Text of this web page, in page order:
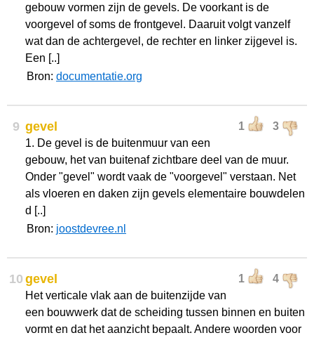
gebouw vormen zijn de gevels. De voorkant is de
voorgevel of soms de frontgevel. Daaruit volgt vanzelf
wat dan de achtergevel, de rechter en linker zijgevel is.
Een [..]
Bron: documentatie.org
9 1 3
gevel
1. De gevel is de buitenmuur van een
gebouw, het van buitenaf zichtbare deel van de muur.
Onder "gevel" wordt vaak de "voorgevel" verstaan. Net
als vloeren en daken zijn gevels elementaire bouwdelen
d [..]
Bron: joostdevree.nl
10 1 4
gevel
Het verticale vlak aan de buitenzijde van
een bouwwerk dat de scheiding tussen binnen en buiten
vormt en dat het aanzicht bepaalt. Andere woorden voor